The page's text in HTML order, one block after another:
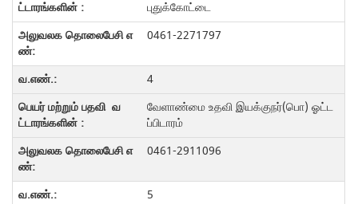
புதுக்கோட்டை
0461-2271797
4
வேளாண்மை உதவி இயக்குநர்(பொ) ஓட்ட
ப்பிடாரம்
0461-2911096
5